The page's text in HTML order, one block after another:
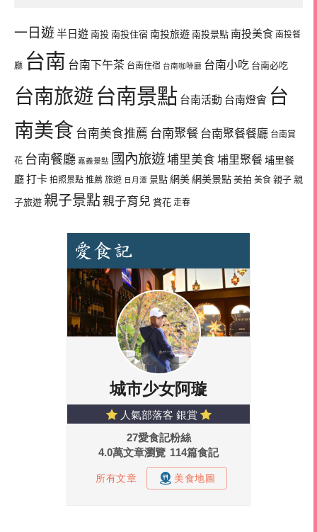
一日遊半日遊 南投 南投住宿 南投旅遊 南投景點 南投美食 南投餐
廳 台南 台南下午茶 台南住宿 台南咖啡廳 台南小吃 台南必吃
台南旅遊 台南景點 台南活動 台南燈會 台
南美食 台南美食推薦 台南聚餐 台南聚餐餐廳 台南賞
花 台南餐廳 嘉義景點 國內旅遊埔里美食 埔里聚餐埔里餐
廳打卡 拍照景點 推薦 旅遊 日月潭 景點 網美網美景點 美拍 美食 親子 親
子旅遊 親子景點親子育兒 賞花 走春